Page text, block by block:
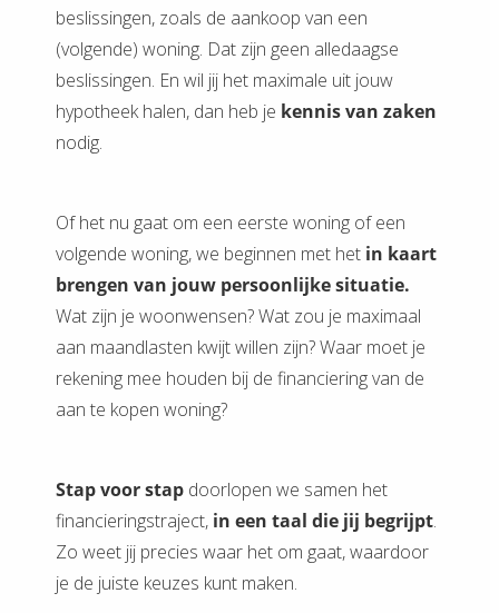
beslissingen, zoals de aankoop van een
(volgende) woning. Dat zijn geen alledaagse
beslissingen. En wil jij het maximale uit jouw
hypotheek halen, dan heb je kennis van zaken
nodig.
Of het nu gaat om een eerste woning of een
volgende woning, we beginnen met het in kaart
brengen van jouw persoonlijke situatie.
Wat zijn je woonwensen? Wat zou je maximaal
aan maandlasten kwijt willen zijn? Waar moet je
rekening mee houden bij de financiering van de
aan te kopen woning?
Stap voor stap doorlopen we samen het
financieringstraject, in een taal die jij begrijpt.
Zo weet jij precies waar het om gaat, waardoor
je de juiste keuzes kunt maken.